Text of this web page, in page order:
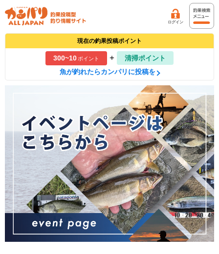
ログイン
現在の釣果投稿ポイント
300~10ポイント +
清掃ポイント
魚が釣れたらカンパリに投稿を